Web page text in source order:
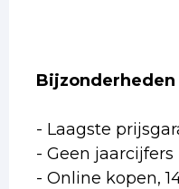
Bijzonderheden
- Laagste
- Geen jaarcijfers
- Online kopen,